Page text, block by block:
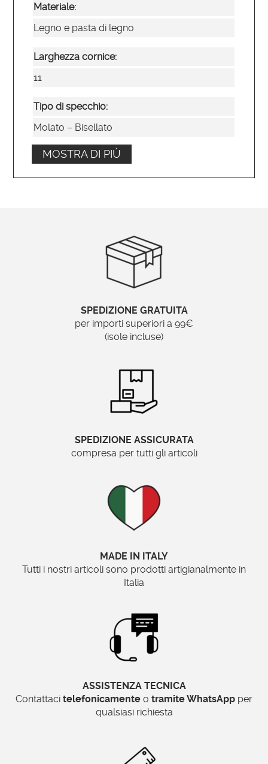
Materiale:
Legno e pasta di legno
Larghezza cornice:
11
Tipo di specchio:
Molato – Bisellato
Posizionamento:
Verticale e orizzontale
specchio foglia argento, specchi argento
moderni, specchiera classica
MOSTRA DI PIÙ
SPEDIZIONE GRATUITA
per importi superiori a 99€
(isole incluse)
SPEDIZIONE ASSICURATA
compresa per tutti gli articoli
MADE IN ITALY
Tutti i nostri articoli sono prodotti artigianalmente in
Italia
ASSISTENZA TECNICA
Contattaci telefonicamente o tramite WhatsApp per
qualsiasi richiesta